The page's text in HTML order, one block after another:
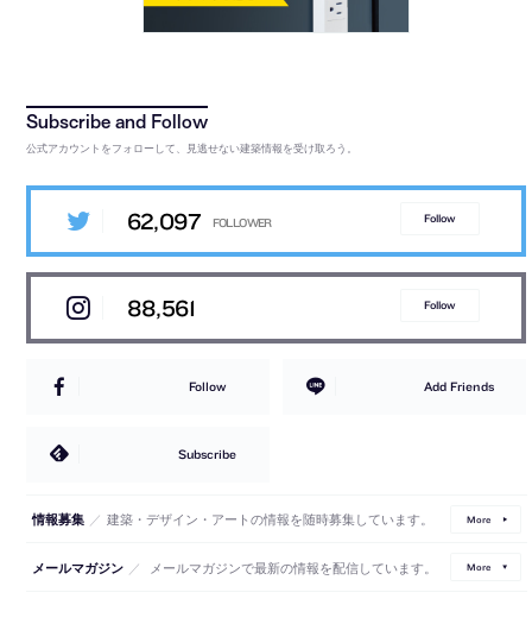
公式アカウントをフォローして、見逃せない建築情報を受け取ろう。
62,097 Follow
88,561 Follow
Follow Add Friends
Subscribe
情報募集 ／ 建築・デザイン・アートの情報を随時募集しています。 More
メールマガジン ／ メールマガジンで最新の情報を配信しています。 More